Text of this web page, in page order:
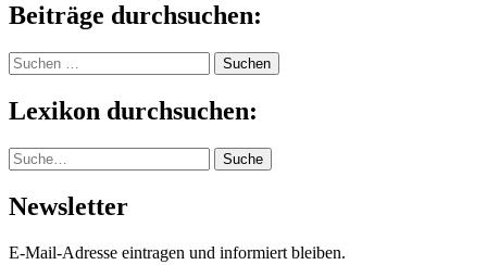
Beiträge durchsuchen:
Suchen
nach:
Lexikon durchsuchen:
Suche Suche
Newsletter
E-Mail-Adresse eintragen und informiert bleiben.